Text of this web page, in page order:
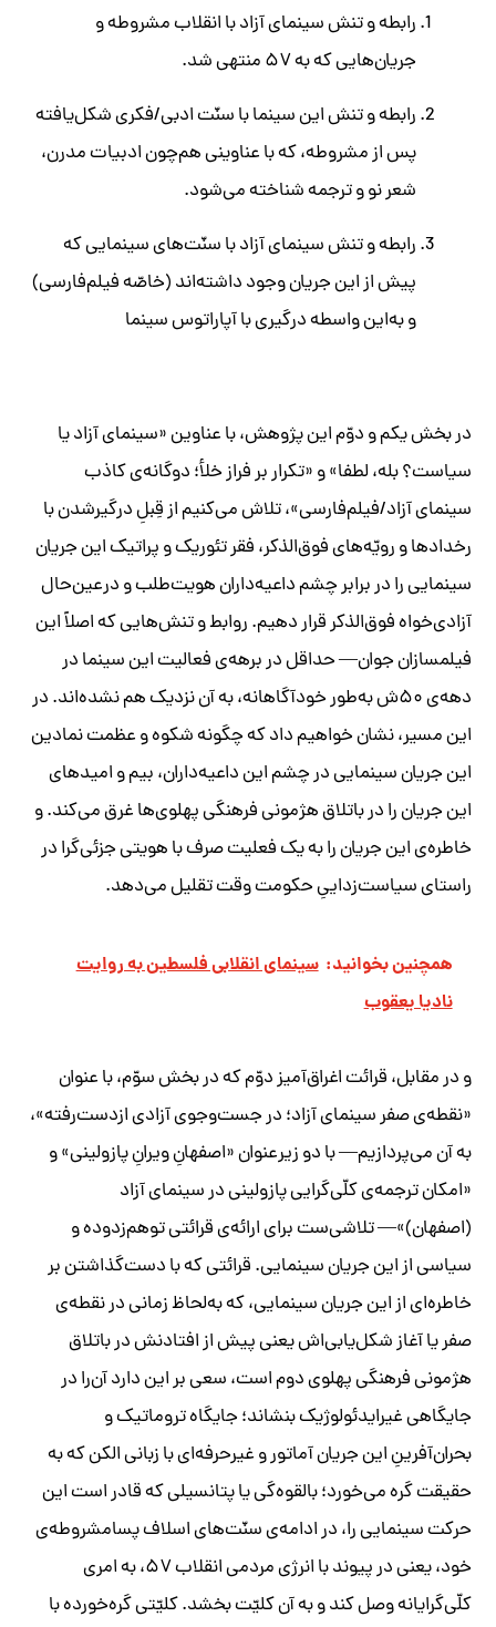
رابطه و تنش سینمای آزاد با انقلاب مشروطه و
جریان‌هایی که به ۵۷ منتهی شد.
رابطه و تنش این سینما با سنّت ادبی/فکری شکل‌یافته
پس از مشروطه، که با عناوینی هم‌چون ادبیات مدرن،
شعر نو و ترجمه شناخته می‌شود.
رابطه و تنش سینمای آزاد با سنّت‌های سینمایی که
پیش از این جریان وجود داشته‌اند (خاصّه فیلم‌فارسی)
و به‌این واسطه درگیری با آپاراتوس سینما
در بخش یکم و دوّم این پژوهش، با عناوین «سینمای آزاد یا
سیاست؟ بله، لطفا» و «تکرار بر فراز خلأ؛ دوگانه‌ی کاذب
سینمای آزاد/فیلم‌فارسی»، تلاش می‌کنیم از قِبلِ درگیرشدن با
رخدادها و رویّه‌های فوق‌الذکر، فقر تئوریک و پراتیک این جریان
سینمایی را در برابر چشم داعیه‌داران هویت‌طلب و درعین‌حال
آزادی‌خواه فوق‌الذکر قرار دهیم. روابط و تنش‌هایی که اصلاً این
فیلمسازان جوان— حداقل در برهه‌ی فعالیت این سینما در
دهه‌ی ۵۰ش به‌طور خودآگاهانه، به آن نزدیک هم نشده‌اند. در
این مسیر، نشان خواهیم داد که چگونه شکوه و عظمت نمادین
این جریان سینمایی در چشم این داعیه‌داران، بیم و امیدهای
این جریان را در باتلاق هژمونی فرهنگی پهلوی‌ها غرق می‌کند. و
خاطره‌ی این جریان را به یک فعلیت صرف با هویتی جزئی‌گرا در
راستای سیاست‌زداییِ حکومت وقت تقلیل می‌دهد.
همچنین بخوانید: سینمای انقلابی فلسطین به روایت
نادیا یعقوب
و در مقابل، قرائت اغراق‌آمیز دوّم که در بخش سوّم، با عنوان
«نقطه‌ی صفر سینمای آزاد؛ در جست‌وجوی آزادی ازدست‌رفته»،
به آن می‌پردازیم— با دو زیرعنوان «اصفهانِ ویرانِ پازولینی» و
«امکان ترجمه‌ی کلّی‌گرایی پازولینی در سینمای آزاد
(اصفهان)»— تلاشی‌ست برای ارائه‌ی قرائتی توهم‌زدوده و
سیاسی از این جریان سینمایی. قرائتی که با دست‌گذاشتن بر
خاطره‌ای از این جریان سینمایی، که به‌لحاظ زمانی در نقطه‌ی
صفر یا آغاز شکل‌یابی‌اش یعنی پیش از افتادنش در باتلاق
هژمونی فرهنگی پهلوی دوم است، سعی بر این دارد آن‌را در
جایگاهی غیرایدئولوژیک بنشاند؛ جایگاه تروماتیک و
بحران‌آفرینِ این جریان آماتور و غیرحرفه‌ای با زبانی الکن که به
حقیقت گره می‌خورد؛ بالقوه‌گی یا پتانسیلی که قادر است این
حرکت سینمایی را، در ادامه‌ی سنّت‌های اسلاف پسامشروطه‌ی
خود، یعنی در پیوند با انرژی مردمی انقلاب ۵۷، به امری
کلّی‌گرایانه وصل کند و به آن کلیّت بخشد. کلیّتی گره‌خورده با